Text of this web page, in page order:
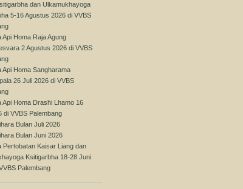
dan Ulkamukhayoga
5-16 Agustus 2026 di VVBS
Api Homa Raja Agung
2 Agustus 2026 di VVBS
Api Homa Sangharama
26 Juli 2026 di VVBS
Api Homa Drashi Lhamo 16
di VVBS Palembang
Bulan Juli 2026
Bulan Juni 2026
Pertobatan Kaisar Liang dan
Ksitigarbha 18-28 Juni
Palembang